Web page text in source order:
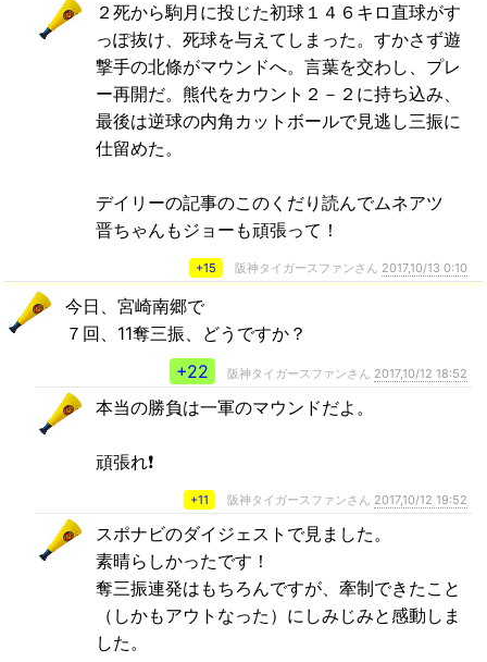
２死から駒月に投じた初球１４６キロ直球がす
っぽ抜け、死球を与えてしまった。すかさず遊
撃手の北條がマウンドへ。言葉を交わし、プレ
ー再開だ。熊代をカウント２－２に持ち込み、
最後は逆球の内角カットボールで見逃し三振に
仕留めた。
デイリーの記事のこのくだり読んでムネアツ
晋ちゃんもジョーも頑張って！
+15 阪神タイガースファンさん 2017,10/13 0:10
今日、宮崎南郷で
７回、11奪三振、どうですか？
+22
阪神タイガースファンさん 2017,10/12 18:52
本当の勝負は一軍のマウンドだよ。
頑張れ❗
+11 阪神タイガースファンさん 2017,10/12 19:52
スポナビのダイジェストで見ました。
素晴らしかったです！
奪三振連発はもちろんですが、牽制できたこと
（しかもアウトなった）にしみじみと感動しま
した。